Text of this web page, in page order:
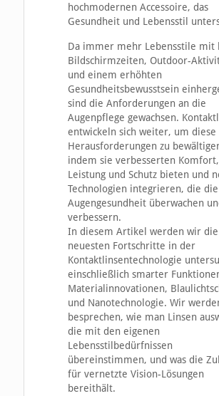
hochmodernen Accessoire, das
Gesundheit und Lebensstil
Da immer mehr Lebensstile mit
Bildschirmzeiten, Outdoor-
und einem erhöhten
Gesundheitsbewusstsein
sind die Anforderungen an die
Augenpflege gewachsen.
entwickeln sich weiter, um diese
Herausforderungen zu
indem sie verbesserten Komfort,
Leistung und Schutz bieten und
Technologien integrieren, die die
Augengesundheit überwachen
verbessern.
In diesem Artikel werden wir die
neuesten Fortschritte in der
Kontaktlinsentechnologie
einschließlich smarter
Materialinnovationen,
und Nanotechnologie. Wir
besprechen, wie man Linsen
die mit den eigenen
Lebensstilbedürfnissen
übereinstimmen, und was die
für vernetzte Vision-Lösungen
bereithält.